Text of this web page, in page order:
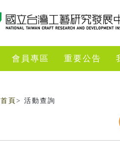
會員專區 重要公告
首頁 > 活動查詢